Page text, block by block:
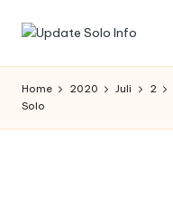
Skip
U
p
d
Solo
Home 2020 Juli 2
Solo